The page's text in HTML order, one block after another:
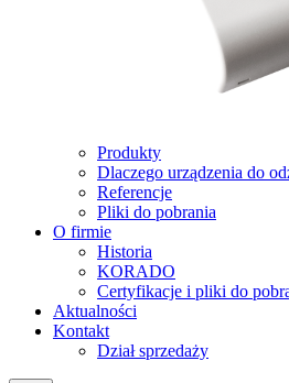
Produkty
Dlaczego urządzenia do
Referencje
Pliki do pobrania
O firmie
Historia
KORADO
Certyfikacje i pliki do
Aktualności
Kontakt
Dział sprzedaży